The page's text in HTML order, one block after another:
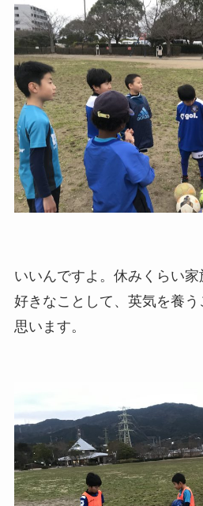
いいんですよ。休みくらい
好きなことして、英気を養う
思います。